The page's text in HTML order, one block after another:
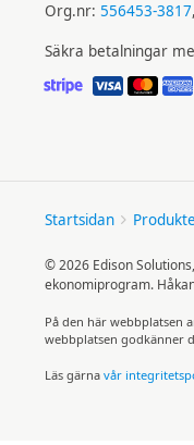
Org.nr: 556453-3817
Säkra betalningar
Startsidan
© 2026 Edison
ekonomiprogram.
På den här webb­platsen
webb­platsen god­känner
Läs gärna vår